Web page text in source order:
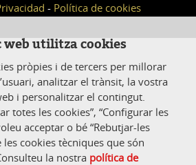
- Política de cookies
web utilitza cookies
pròpies i de tercers per millorar
analitzar el trànsit, la vostra
i personalitzar el contingut.
totes les cookies”, “Configurar les
acceptar o bé “Rebutjar-les
les cookies tècniques que són
la nostra política de